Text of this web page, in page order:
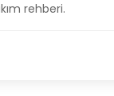
rehberi.